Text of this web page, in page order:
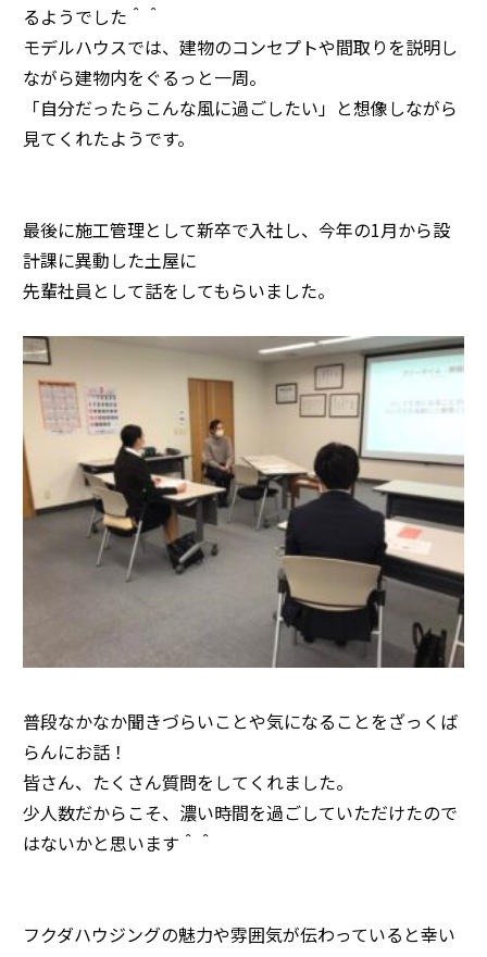
るようでした＾＾
モデルハウスでは、建物のコンセプトや間取りを説明し
ながら建物内をぐるっと一周。
「自分だったらこんな風に過ごしたい」と想像しながら
見てくれたようです。
最後に施工管理として新卒で入社し、今年の1月から設
計課に異動した土屋に
先輩社員として話をしてもらいました。
普段なかなか聞きづらいことや気になることをざっくば
らんにお話！
皆さん、たくさん質問をしてくれました。
少人数だからこそ、濃い時間を過ごしていただけたので
はないかと思います＾＾
フクダハウジングの魅力や雰囲気が伝わっていると幸い